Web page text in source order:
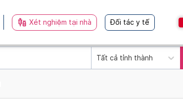
Xét nghiệm tại nhà Đối tác y tế
Tất cả tỉnh thành